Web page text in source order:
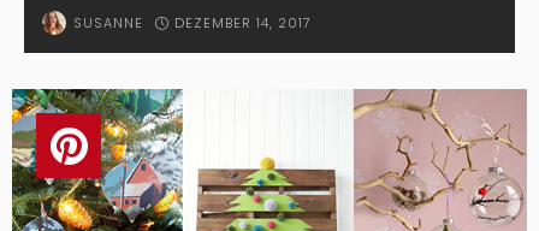
SUSANNE DEZEMBER 14, 2017